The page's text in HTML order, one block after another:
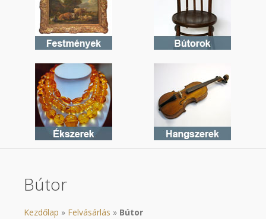
Bútor
Kezdőlap » Felvásárlás » Bútor